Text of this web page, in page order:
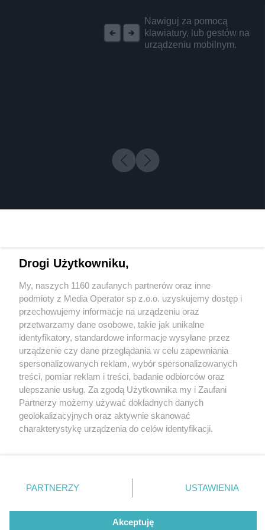
Nawiguj za pomocą
klawiatury, lub gestów na
urządzeniu mobilnym.
5 / 0
Wydawca mediów lokalnych
Nie zapomnij
zapoznać się z:
polityką prywatności
Twojemiasto
Piekary Śląskie
Chorzów
Tarnowskie Góry
Gliwice
Skontakuj sięz nami
Kontakt
Redakcja
Newsletter
Drogi Użytkowniku,
My, naszych 1160 zaufanych partnerów oraz inne
podmioty z Media Operator sp z.o.o. uzyskujemy dostęp i
przechowujemy informacje na urządzeniu oraz
przetwarzamy dane osobowe, takie jak unikalne
identyfikatory, standardowe informacje wysyłane przez
urządzenie czy dane przeglądania w celu zapewniania
spersonalizowanych reklam, wybór spersonalizowanych
treści, pomiar reklam i treści, badanie odbiorców oraz
ulepszanie usług. Za zgodą Użytkownika my i Zaufani
Partnerzy możemy używać dokładnych danych
geolokalizacyjnych oraz aktywnie skanować
charakterystykę urządzenia do celów identyfikacji.
zmienić/wycofać klikając przycisk ustawień prywatności
znajdujący się w lewym dolnym rogu strony
rodzaje przetwarzania danych nie wymagają zgody
użytkownika, ale masz prawo sprzeciwić się takiemu
PARTNERZY USTAWIENIA
Akceptuję